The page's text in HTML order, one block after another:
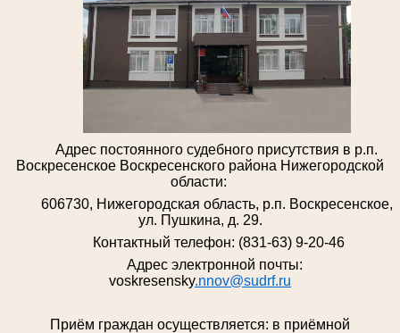
Адрес постоянного судебного присутствия в р.п.
Воскресенское Воскресенского района Нижегородской
области:
606730, Нижегородская область, р.п. Воскресенское,
ул. Пушкина, д. 29.
Контактный телефон: (831-63) 9-20-46
Адрес электронной почты:
voskresensky.nnov@sudrf.ru
Приём граждан осуществляется: в приёмной